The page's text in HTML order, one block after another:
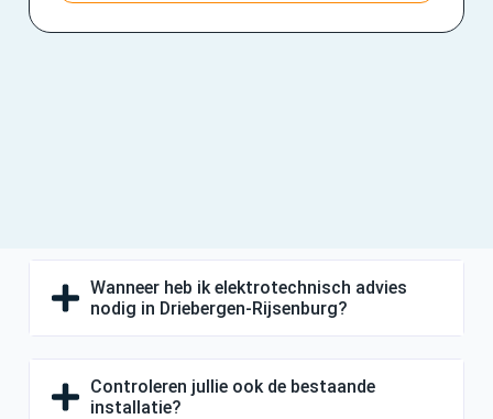
Wanneer heb ik elektrotechnisch advies
nodig in Driebergen-Rijsenburg?
Controleren jullie ook de bestaande
installatie?